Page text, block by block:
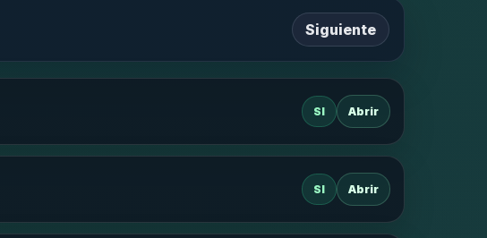
Siguiente
SI Abrir
SI Abrir